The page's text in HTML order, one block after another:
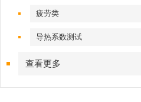
疲劳类
导热系数测试
查看更多